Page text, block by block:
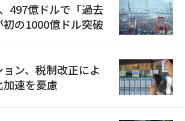
497億ドルで「過去
の1000億ドル突破
ン、税制改正によ
速を憂慮